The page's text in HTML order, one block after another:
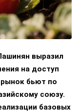
выразил
на доступ
рынок бьют по
союзу.
базовых